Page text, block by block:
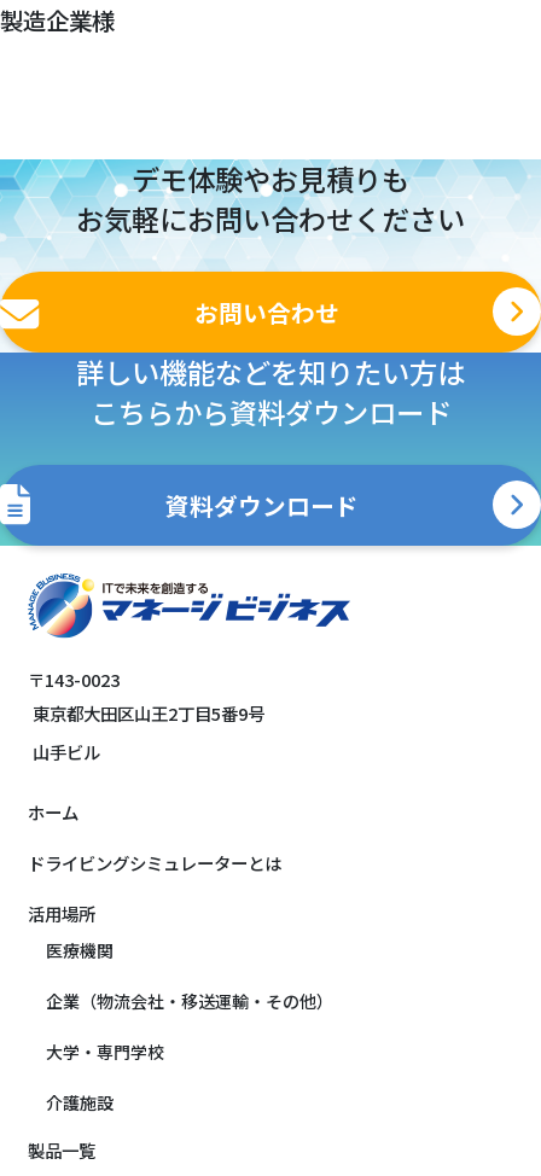
製造企業様
デモ体験やお見積りも
お気軽にお問い合わせください
お問い合わせ
詳しい機能などを知りたい方は
こちらから資料ダウンロード
資料ダウンロード
〒143-0023
東京都大田区山王2丁目5番9号
山手ビル
ホーム
ドライビングシミュレーターとは
活用場所
医療機関
企業（物流会社・移送運輸・その他）
大学・専門学校
介護施設
製品一覧